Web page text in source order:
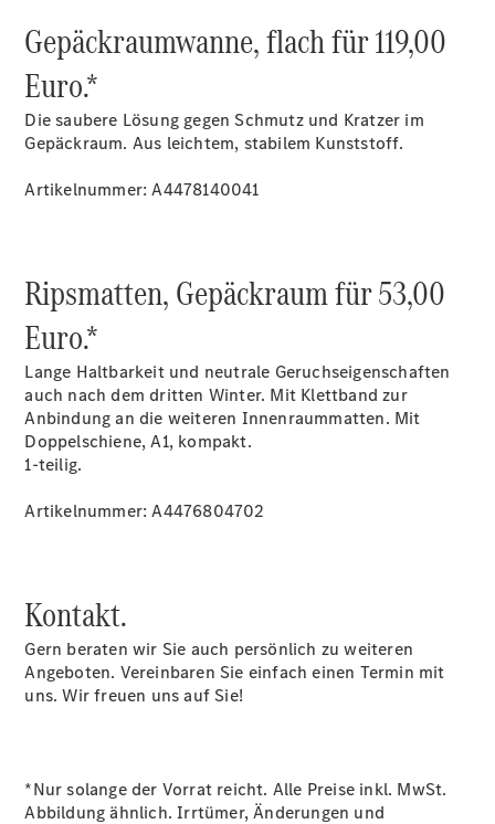
Komplettradschutz
EU-
Transporter-
Übersicht
Unfallreparaturen
SmallRepair
&
Entsorgung
Garantie-
Pakete
Mobile
Elektrofahrzeug-
Service
Gepäckraumwanne, flach für 119,00
Euro.*
Die saubere Lösung gegen Schmutz und Kratzer im
Gepäckraum. Aus leichtem, stabilem Kunststoff.
Artikelnummer: A4478140041
Ripsmatten, Gepäckraum für 53,00
Euro.*
Lange Haltbarkeit und neutrale Geruchseigenschaften
auch nach dem dritten Winter. Mit Klettband zur
Anbindung an die weiteren Innenraummatten. Mit
Doppelschiene, A1, kompakt.
1-teilig.
Artikelnummer: A4476804702
Kontakt.
Gern beraten wir Sie auch persönlich zu weiteren
Angeboten. Vereinbaren Sie einfach einen Termin mit
uns. Wir freuen uns auf Sie!
*Nur solange der Vorrat reicht. Alle Preise inkl. MwSt.
Abbildung ähnlich. Irrtümer, Änderungen und